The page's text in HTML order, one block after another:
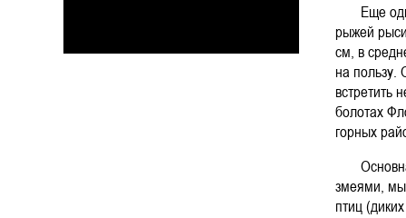
Еще
рыжей
см, в
на пользу.
встретить
болотах
горных
змеями,
птиц